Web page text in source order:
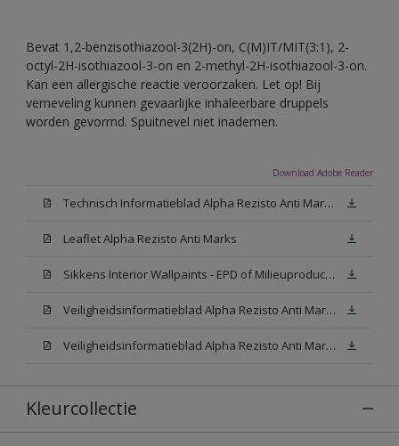
Bevat 1,2-benzisothiazool-3(2H)-on, C(M)IT/MIT(3:1), 2-
octyl-2H-isothiazool-3-on en 2-methyl-2H-isothiazool-3-on.
Kan een allergische reactie veroorzaken. Let op! Bij
verneveling kunnen gevaarlijke inhaleerbare druppels
worden gevormd. Spuitnevel niet inademen.
Download Adobe Reader
Technisch Informatieblad Alpha Rezisto Anti Marks (PDF)
Leaflet Alpha Rezisto Anti Marks
Sikkens Interior Wallpaints - EPD of Milieuproductverklaring
Veiligheidsinformatieblad Alpha Rezisto Anti Marks Mat White W05 (MSDS)
Veiligheidsinformatieblad Alpha Rezisto Anti Marks Mat N00 (MSDS)
Kleurcollectie